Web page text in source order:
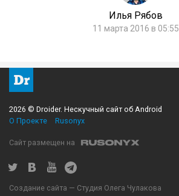
Илья Рябов
11 марта 2016 в 05:55
2026 © Droider. Нескучный сайт об Android
О Проекте
Rusonyx
Сайт размещен на
Создание сайта — Студия Олега Чулакова